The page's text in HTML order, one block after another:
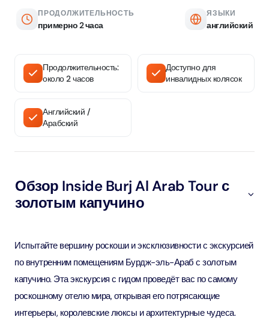
ПРОДОЛЖИТЕЛЬНОСТЬ
примерно 2 часа
ЯЗЫКИ
английский
Продолжительность:
около 2 часов
Доступно для
инвалидных колясок
Английский /
Арабский
Обзор Inside Burj Al Arab Tour с
золотым капучино
Испытайте вершину роскоши и эксклюзивности с экскурсией
по внутренним помещениям Бурдж-эль-Араб с золотым
капучино. Эта экскурсия с гидом проведёт вас по самому
роскошному отелю мира, открывая его потрясающие
интерьеры, королевские люксы и архитектурные чудеса.